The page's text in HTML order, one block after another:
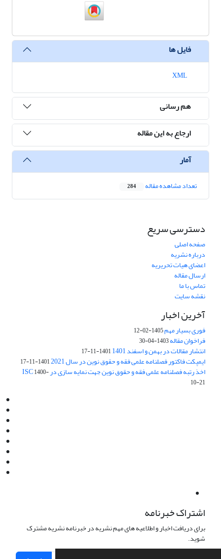
فایل ها
هم رسانی
ارجاع به این مقاله
آمار
تعداد مشاهده مقاله 284
دسترسی سریع
صفحه اصلی
درباره نشریه
اعضای هیات تحریریه
ارسال مقاله
تماس با ما
نقشه سایت
آخرین اخبار
فوری بسیار مهم1405-02-12
فراخوان مقاله1403-04-30
انتشار مقالات در بهمن و اسفند 1401 1401-11-17
ایمپکت فاکتور فصلنامه علمی فقه و حقوق نوین در سال 2021 1401-11-17
اخذ رتبه فصلنامه علمی فقه و حقوق نوین جهت نمایه سازی در ISC1400-
10-21
اشتراک خبرنامه
برای دریافت اخبار و اطلاعیه های مهم نشریه در خبرنامه نشریه مشترک
شوید.